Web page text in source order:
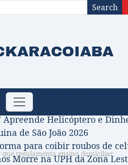
Search
Toggle
navigation
de falecimento: 31/07/2026
Projeto de Jilmar Tatto
Apreende Helicóptero e
de São João 2026
para coibir roubos de
Morre na UPH da Zona
que regulamenta ensino domiciliar